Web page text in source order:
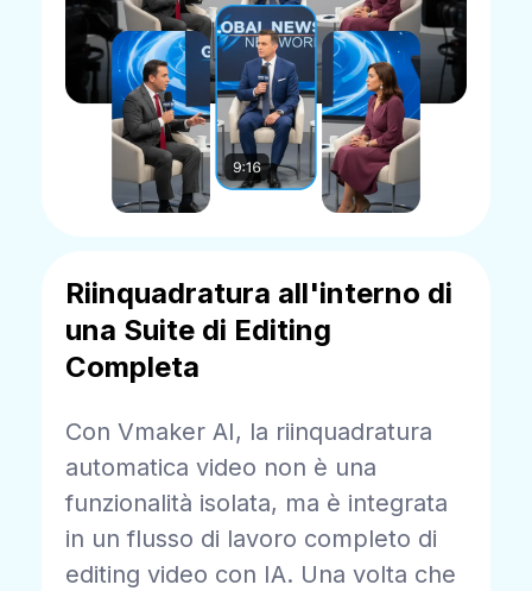
Riinquadratura all'interno di
una Suite di Editing
Completa
Con Vmaker AI, la riinquadratura
automatica video non è una
funzionalità isolata, ma è integrata
in un flusso di lavoro completo di
editing video con IA. Una volta che